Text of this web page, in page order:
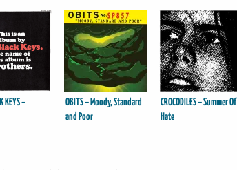
KEYS –
OBITS – Moody, Standard
and Poor
CROCODILES – Summer Of
Hate